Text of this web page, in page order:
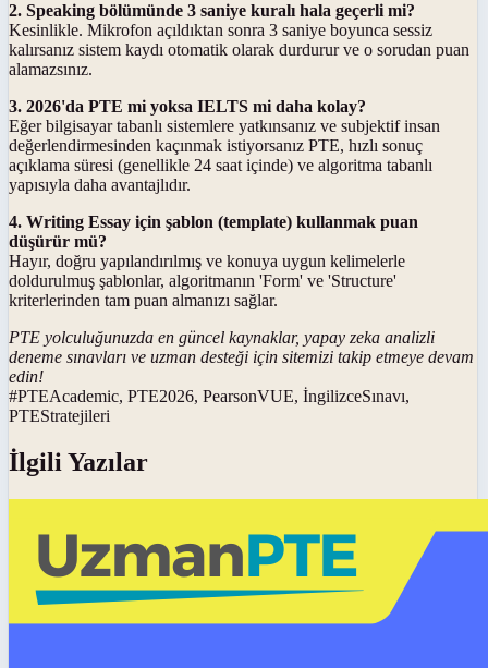
2. Speaking bölümünde 3 saniye kuralı hala geçerli mi?
Kesinlikle. Mikrofon açıldıktan sonra 3 saniye boyunca sessiz
kalırsanız sistem kaydı otomatik olarak durdurur ve o sorudan puan
alamazsınız.
3. 2026'da PTE mi yoksa IELTS mi daha kolay?
Eğer bilgisayar tabanlı sistemlere yatkınsanız ve subjektif insan
değerlendirmesinden kaçınmak istiyorsanız PTE, hızlı sonuç
açıklama süresi (genellikle 24 saat içinde) ve algoritma tabanlı
yapısıyla daha avantajlıdır.
4. Writing Essay için şablon (template) kullanmak puan
düşürür mü?
Hayır, doğru yapılandırılmış ve konuya uygun kelimelerle
doldurulmuş şablonlar, algoritmanın 'Form' ve 'Structure'
kriterlerinden tam puan almanızı sağlar.
PTE yolculuğunuzda en güncel kaynaklar, yapay zeka analizli
deneme sınavları ve uzman desteği için sitemizi takip etmeye devam
edin!
#PTEAcademic, PTE2026, PearsonVUE, İngilizceSınavı,
PTEStratejileri
İlgili Yazılar